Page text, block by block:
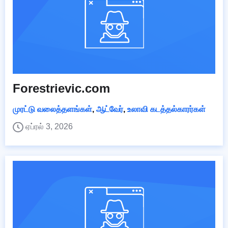
Forestrievic.com
முரட்டு வலைத்தளங்கள், ஆட்வேர், உலாவி கடத்தல்காரர்கள்
ஏப்ரல் 3, 2026